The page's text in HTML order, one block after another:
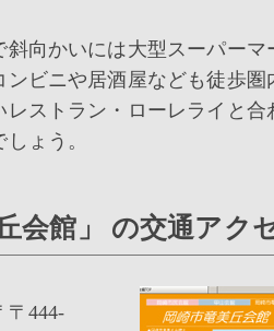
向かいには大型スーパーマ
ンビニや居酒屋なども徒歩圏
ストラン・ローレライと合
ょう。
会館」 の交通アク
444-